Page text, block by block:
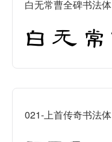
白无常曹全碑书法体
021-上首传奇书法体